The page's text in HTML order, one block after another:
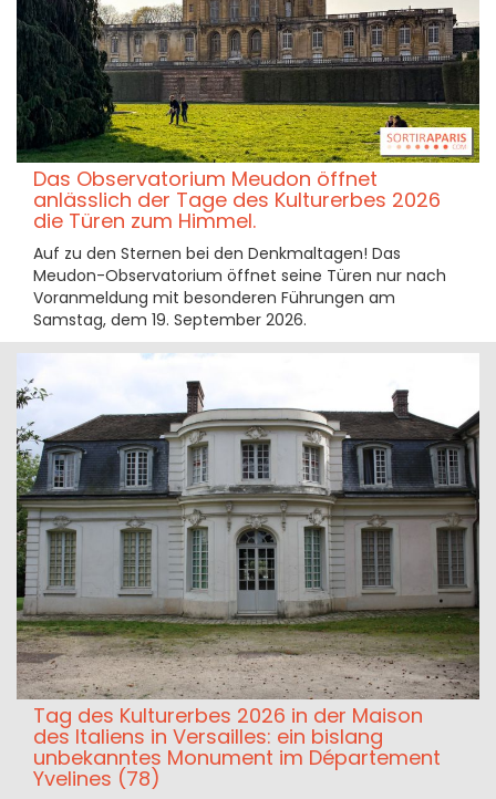
Das Observatorium Meudon öffnet
anlässlich der Tage des Kulturerbes 2026
die Türen zum Himmel.
Auf zu den Sternen bei den Denkmaltagen! Das
Meudon-Observatorium öffnet seine Türen nur nach
Voranmeldung mit besonderen Führungen am
Samstag, dem 19. September 2026.
Tag des Kulturerbes 2026 in der Maison
des Italiens in Versailles: ein bislang
unbekanntes Monument im Département
Yvelines (78)